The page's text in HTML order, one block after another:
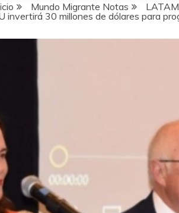
Mundo Migrante Notas
LATAM
invertirá 30 millones de dólares para